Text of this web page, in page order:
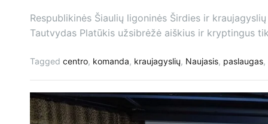
Respublikinės Šiaulių ligoninės Širdies ir
Tautvydas Platūkis užsibrėžė aiškius ir kryptingus
Tagged centro, komanda, kraujagyslių, Naujasis, paslaugas,